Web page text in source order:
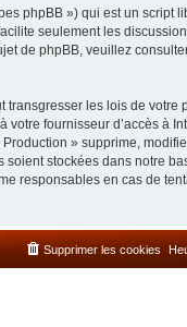
phpBB ») qui est un script
seulement les
de phpBB, veuillez
les lois de votre
fournisseur d’accès à
» supprime,
stockées dans notre
responsables en cas de
Supprimer les cookies